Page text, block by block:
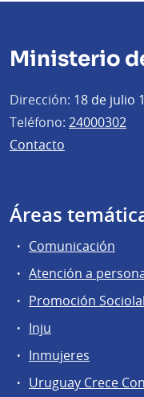
Ministerio
Dirección: 18 de julio
Teléfono: 24000302
Contacto
Áreas
Comunicación
Atención a
Promoción
Inju
Inmujeres
Uruguay Crece